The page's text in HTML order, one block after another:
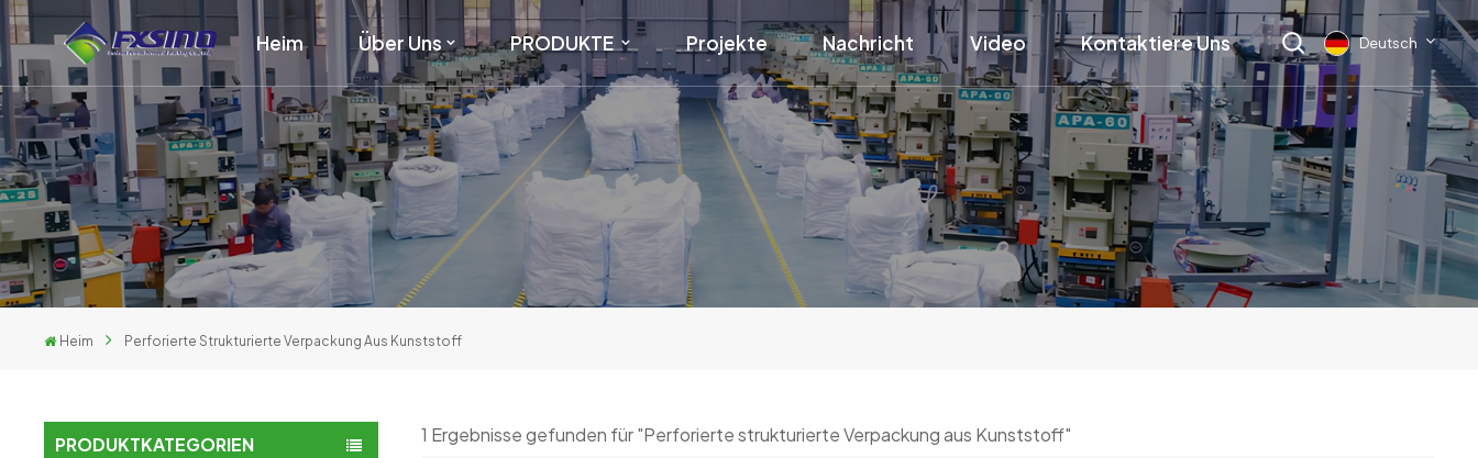
Heim Über Uns PRODUKTE Projekte Nachricht Video Kontaktiere Uns Deutsch
English
français
Deutsch
русский
Heim Perforierte Strukturierte Verpackung Aus Kunststoff
PRODUKTKATEGORIEN 1 Ergebnisse gefunden für "Perforierte strukturierte Verpackung aus Kunststoff"